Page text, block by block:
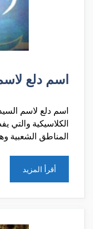
اسم دلع
اسم دلع لاسم
الكلاسيكية والتي
المناطق الشعبية
أقرأ المزيد